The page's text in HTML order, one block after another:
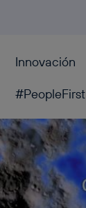
Innovación
#PeopleFirst